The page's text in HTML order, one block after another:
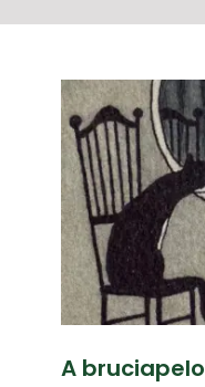
A bruciapelo